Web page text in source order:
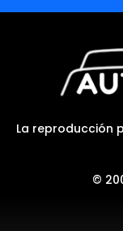
La reproducción
©